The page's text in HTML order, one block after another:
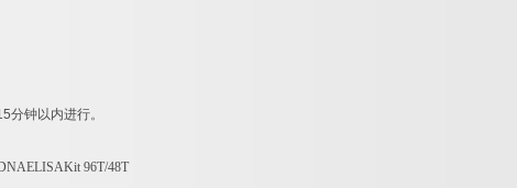
分钟以内进行。
96T/48T